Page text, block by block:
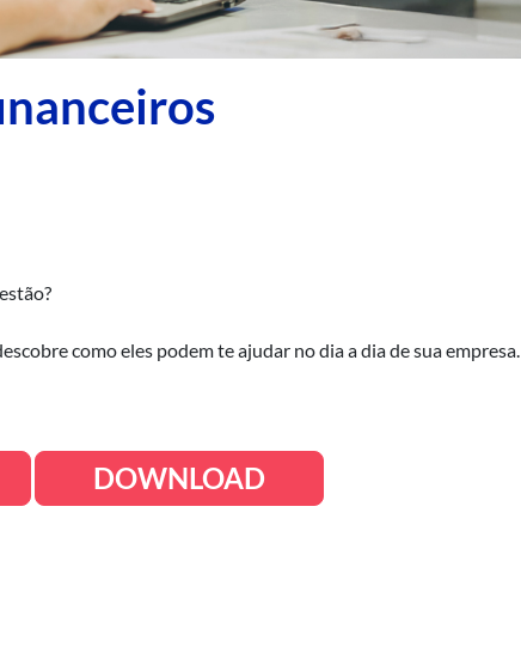
como eles podem te ajudar no dia a dia de sua empresa.
DOWNLOAD